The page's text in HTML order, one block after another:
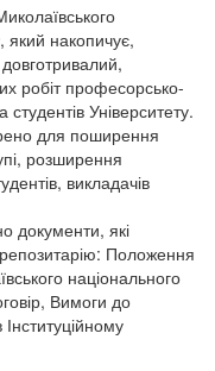
який накопичує,
робіт професорсько-
студентів Університету.
для поширення
розширення
викладачів
документи, які
Положення
національного
Вимоги до